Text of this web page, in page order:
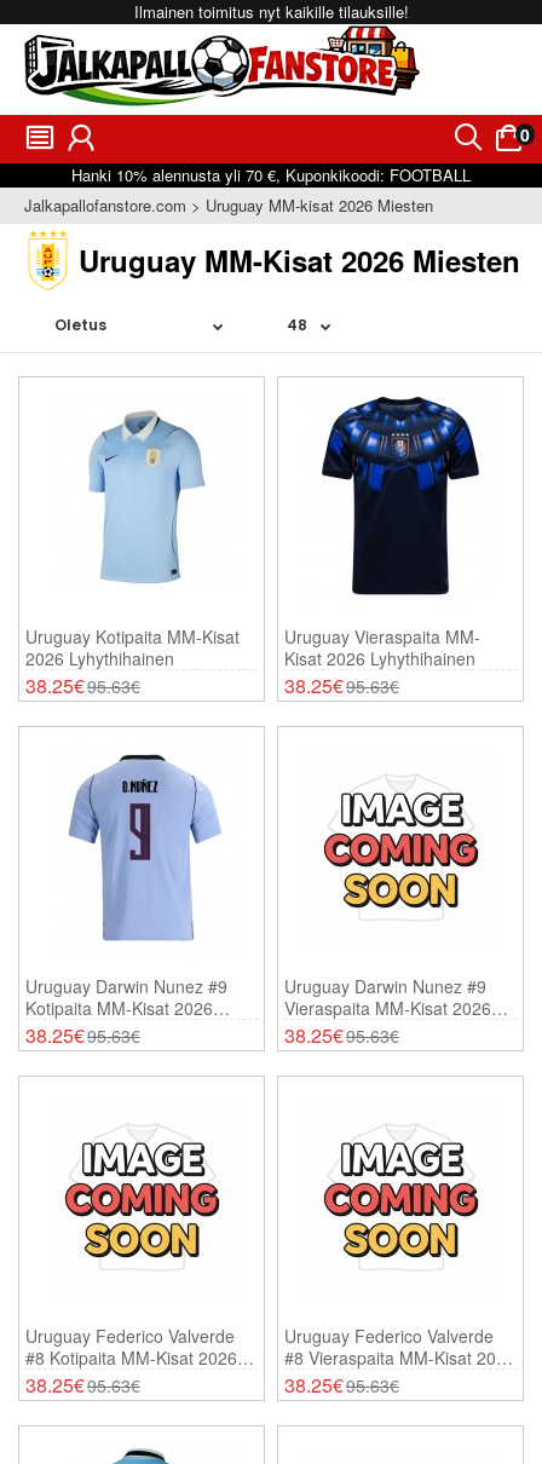
Ilmainen toimitus nyt kaikille tilauksille!
󰂩 󰃳 󰂨 0
󰃠
Hanki 10% alennusta yli 70 €, Kuponkikoodi: FOOTBALL
Jalkapallofanstore.com
Uruguay MM-kisat 2026 Miesten
Uruguay MM-Kisat 2026 Miesten
Uruguay Kotipaita MM-Kisat
2026 Lyhythihainen
38.25€95.63€
Uruguay Vieraspaita MM-
Kisat 2026 Lyhythihainen
38.25€95.63€
Uruguay Darwin Nunez #9
Kotipaita MM-Kisat 2026
Lyhythihainen
38.25€95.63€
Uruguay Darwin Nunez #9
Vieraspaita MM-Kisat 2026
Lyhythihainen
38.25€95.63€
Uruguay Federico Valverde
#8 Kotipaita MM-Kisat 2026
Lyhythihainen
38.25€95.63€
Uruguay Federico Valverde
#8 Vieraspaita MM-Kisat 2026
Lyhythihainen
38.25€95.63€